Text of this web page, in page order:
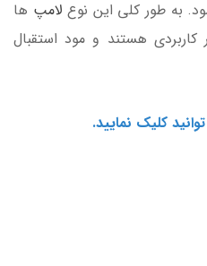
به طور کلی این نوع لامپ ها
کاربردی هستند و مود استقبال
کلیک نمایید.